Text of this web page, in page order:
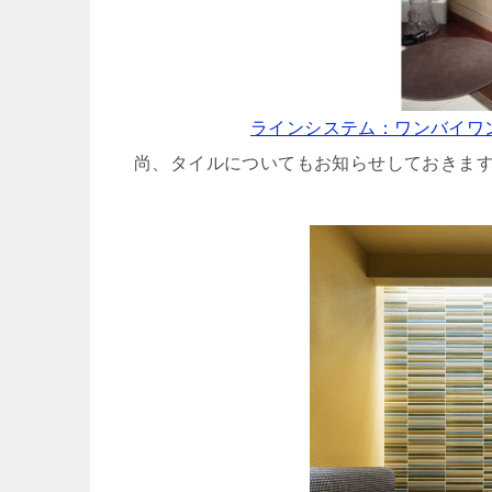
ラインシステム：ワンバイワ
尚、タイルについてもお知らせしておきま